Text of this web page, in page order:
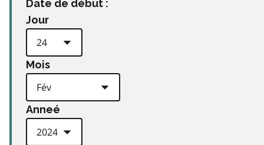
Date de début :
Jour
Mois
Anneé